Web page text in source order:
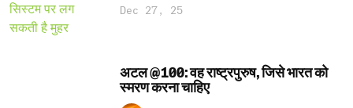
Dec 27, 25
अटल @100: वह राष्ट्रपुरुष, जिसे भारत को
स्मरण करना चाहिए